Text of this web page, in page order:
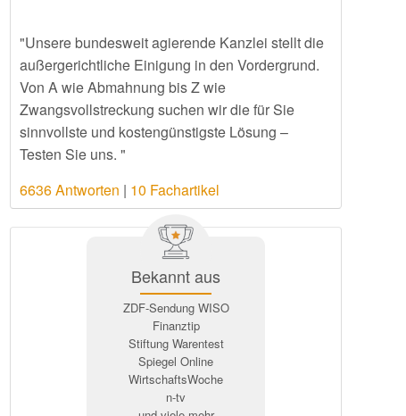
"Unsere bundesweit agierende Kanzlei stellt die
außergerichtliche Einigung in den Vordergrund.
Von A wie Abmahnung bis Z wie
Zwangsvollstreckung suchen wir die für Sie
sinnvollste und kostengünstigste Lösung –
Testen Sie uns. "
6636 Antworten | 10 Fachartikel
Bekannt aus
ZDF-Sendung WISO
Finanztip
Stiftung Warentest
Spiegel Online
WirtschaftsWoche
n-tv